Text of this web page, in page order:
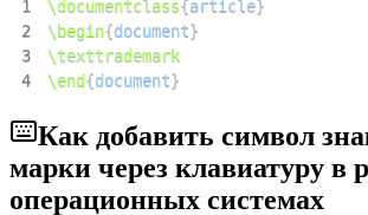
федеральным законом, регулирующим
Первая система регистрации, основанная
«преднамеренное использование», была
года. Закон также установил процедуру
расширил права владельцев товарных
предотвращать использование товарных
есть мало шансов на путаницу. Этот закон
1 \documentclass{article}
2
\begin{document}
3
\texttrademark
4
\end{document}
Как добавить символ
марки через клавиатуру в
операционных системах